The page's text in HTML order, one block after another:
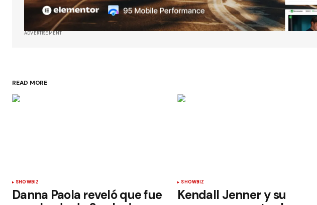
ADVERTISEMENT
READ MORE
SHOWBIZ
Danna Paola reveló que fue
SHOWBIZ
Kendall Jenner y su